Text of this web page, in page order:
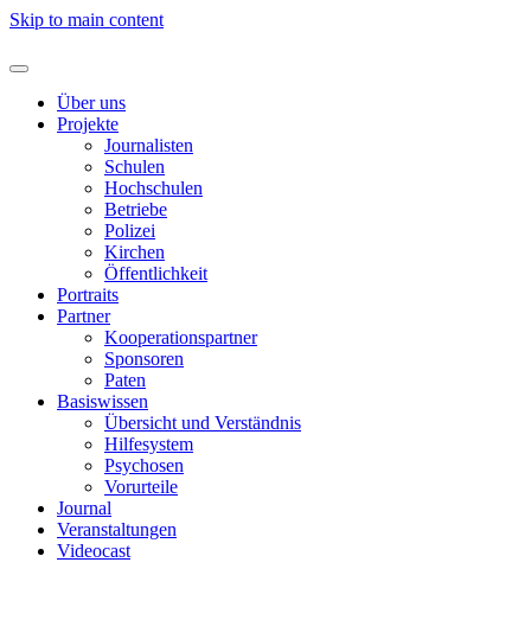
Skip to main content
Über uns
Projekte
Journalisten
Schulen
Hochschulen
Betriebe
Polizei
Kirchen
Öffentlichkeit
Portraits
Partner
Kooperationspartner
Sponsoren
Paten
Basiswissen
Übersicht und Verständnis
Hilfesystem
Psychosen
Vorurteile
Journal
Veranstaltungen
Videocast